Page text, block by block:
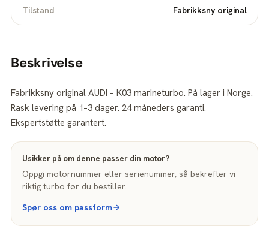
Tilstand Fabrikksny original
Beskrivelse
Fabrikksny original AUDI – K03 marineturbo. På lager i Norge.
Rask levering på 1–3 dager. 24 måneders garanti.
Ekspertstøtte garantert.
Usikker på om denne passer din motor?
Oppgi motornummer eller serienummer, så bekrefter vi
riktig turbo før du bestiller.
Spør oss om passform